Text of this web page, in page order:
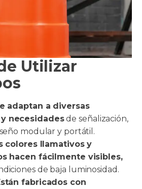
Utilizar
adaptan a diversas
necesidadesde señalización,
modular y portátil.
colores llamativos y
hacen fácilmente visibles,
de baja luminosidad.
fabricados con